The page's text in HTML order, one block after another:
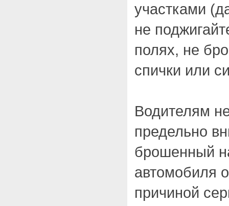
участками
не
полях, не
спички или
Водителям
предельно
брошенный
автомобиля
причиной